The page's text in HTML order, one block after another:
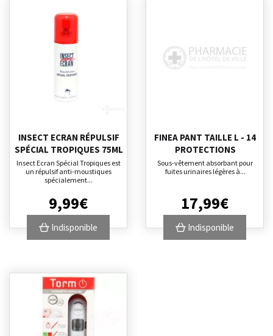
INSECT ECRAN RÉPULSIF
SPÉCIAL TROPIQUES 75ML
Insect Ecran Spécial Tropiques est
un répulsif anti-moustiques
spécialement...
9,99€
Indisponible
FINEA PANT TAILLE L - 14
PROTECTIONS
Sous-vêtement absorbant pour
fuites urinaires légères à...
17,99€
Indisponible